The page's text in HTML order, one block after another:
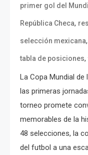
primer gol del
República Checa,
selección mexicana,
tabla de posiciones,
La Copa Mundial de
las primeras
torneo promete
memorables de la
48 selecciones, la
del futbol a una